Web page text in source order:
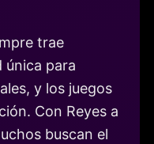
trae
única para
y los juegos
Con Reyes a
buscan el